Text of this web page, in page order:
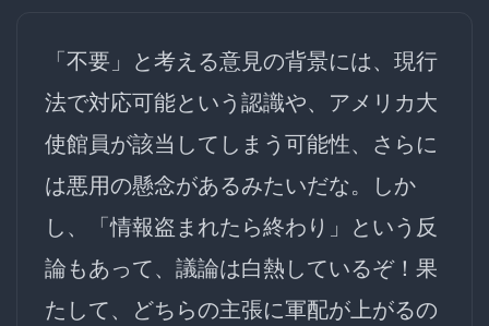
「不要」と考える意見の背景には、現行
法で対応可能という認識や、アメリカ大
使館員が該当してしまう可能性、さらに
は悪用の懸念があるみたいだな。しか
し、「情報盗まれたら終わり」という反
論もあって、議論は白熱しているぞ！果
たして、どちらの主張に軍配が上がるの